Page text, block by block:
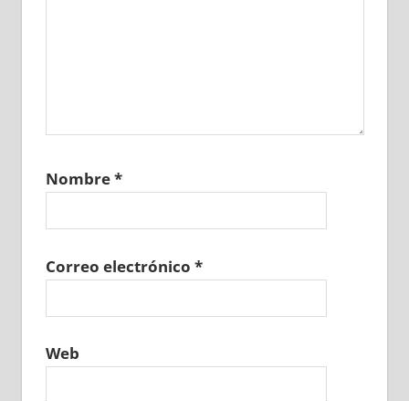
Nombre*
Correo electrónico *
Web